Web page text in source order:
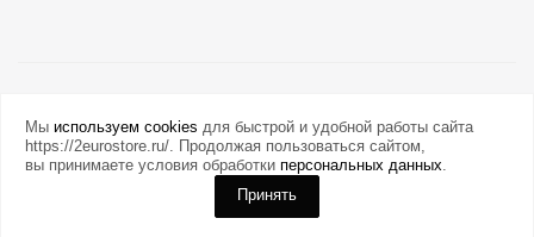
Мы используем cookies для быстрой и удобной работы сайта
https://2eurostore.ru/. Продолжая пользоваться сайтом,
вы принимаете условия обработки персональных данных.
Принять